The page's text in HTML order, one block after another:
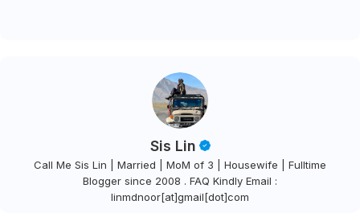
Sis Lin
Call Me Sis Lin | Married | MoM of 3 | Housewife | Fulltime
Blogger since 2008 . FAQ Kindly Email :
linmdnoor[at]gmail[dot]com